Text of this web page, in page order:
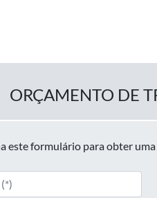
ORÇAMENTO DE
este formulário para obter